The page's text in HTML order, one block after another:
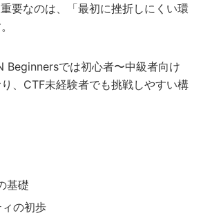
要なのは、「最初に挫折しにくい環
Beginnersでは初心者〜中級者向け
、CTF未経験者でも挑戦しやすい構
基礎
の初歩